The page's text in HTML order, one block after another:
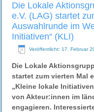
Die Lokale
e.V. (LAG) startet
Auswahlrunde im
Initiativen“ (KLI)
Veröffentlicht: 17. Februar
Die Lokale
startet zum vierten Mal
„Kleine lokale
von Akteur:innen im
engagieren.